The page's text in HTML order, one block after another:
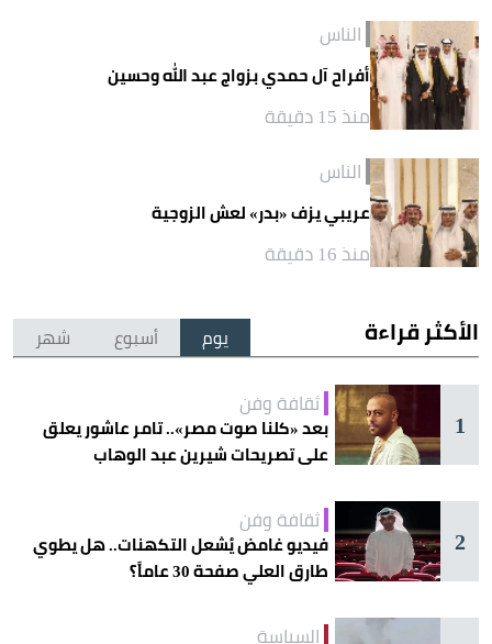
الناس
أفراح آل حمدي بزواج عبد الله وحسين
منذ 15 دقيقة
الناس
عريبي يزف «بدر» لعش الزوجية
منذ 16 دقيقة
الأكثر قراءة يوم أسبوع شهر
1
ثقافة وفن
بعد «كلنا صوت مصر».. تامر عاشور يعلق
على تصريحات شيرين عبد الوهاب
2
ثقافة وفن
فيديو غامض يُشعل التكهنات.. هل يطوي
طارق العلي صفحة 30 عاماً؟
السياسة